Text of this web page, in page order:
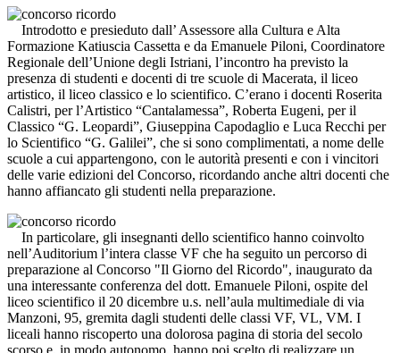
Introdotto e presieduto dall’ Assessore alla Cultura e Alta
Formazione Katiuscia Cassetta e da Emanuele Piloni, Coordinatore
Regionale dell’Unione degli Istriani, l’incontro ha previsto la
presenza di studenti e docenti di tre scuole di Macerata, il liceo
artistico, il liceo classico e lo scientifico. C’erano i docenti Roserita
Calistri, per l’Artistico “Cantalamessa”, Roberta Eugeni, per il
Classico “G. Leopardi”, Giuseppina Capodaglio e Luca Recchi per
lo Scientifico “G. Galilei”, che si sono complimentati, a nome delle
scuole a cui appartengono, con le autorità presenti e con i vincitori
delle varie edizioni del Concorso, ricordando anche altri docenti che
hanno affiancato gli studenti nella preparazione.
In particolare, gli insegnanti dello scientifico hanno coinvolto
nell’Auditorium l’intera classe VF che ha seguito un percorso di
preparazione al Concorso "Il Giorno del Ricordo", inaugurato da
una interessante conferenza del dott. Emanuele Piloni, ospite del
liceo scientifico il 20 dicembre u.s. nell’aula multimediale di via
Manzoni, 95, gremita dagli studenti delle classi VF, VL, VM. I
liceali hanno riscoperto una dolorosa pagina di storia del secolo